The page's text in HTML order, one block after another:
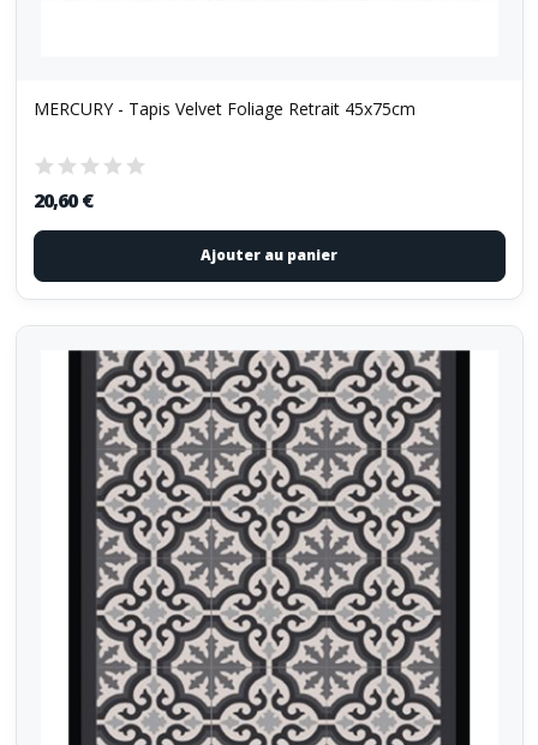
MERCURY - Tapis Velvet Foliage Retrait 45x75cm
20,60 €
Ajouter au panier